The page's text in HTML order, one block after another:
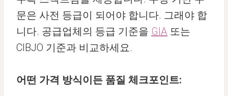
문은 사전 등급이 되어야 합니다. 그래야 합
니다. 공급업체의 등급 기준을 GIA 또는
CIBJO 기준과 비교하세요.
어떤 가격 방식이든 품질 체크포인트: